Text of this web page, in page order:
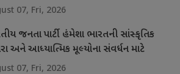
07, Fri, 2026
જનતા પાર્ટી હંમેશા ભારતની સાંસ્કૃતિક
અને આધ્યાત્મિક મૂલ્યોના સંવર્ધન માટે
07, Fri, 2026